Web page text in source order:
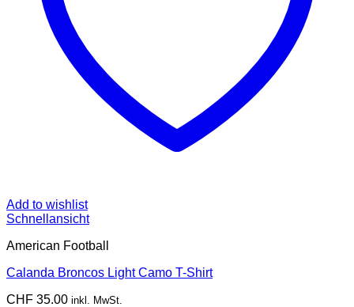
Add to wishlist
Schnellansicht
American Football
Calanda Broncos Light Camo T-Shirt
CHF 35.00 inkl. MwSt.